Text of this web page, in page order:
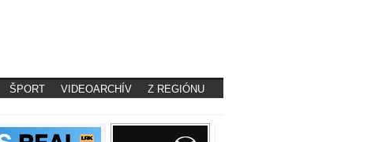
ŠPORT VIDEOARCHÍV Z REGIÓNU